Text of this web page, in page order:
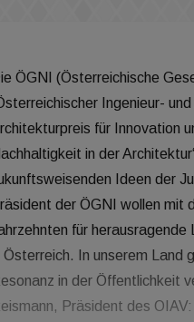
ÖGNI (Österreichische
Ingenieur-
für Innovation
in der
Ideen der
der ÖGNI wollen mit
für
Österreich. In unserem Land
in der Öffentlichkeit
Präsident des